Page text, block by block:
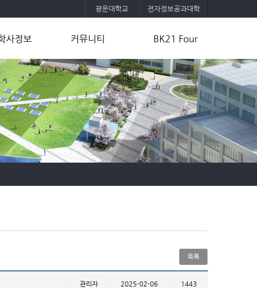
광운대학교 전자정보공과대학
사정보
학부
연계전공
이크로전공
공학인증제
대학원
커뮤니티
공지사항
취업정보
자유게시판
포토갤러리
학과소모임
BK21 Four
사업목표 및 내용
교육팀 및 참여교수 소개
사업성과
연구활동
기타자료
목록
관리자 2025-02-06 1443